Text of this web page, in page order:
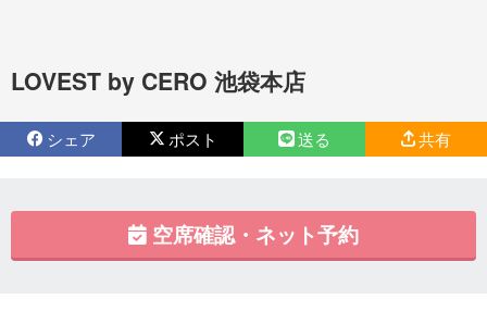
LOVEST by CERO 池袋本店
シェア ポスト 送る 共有
空席確認・ネット予約